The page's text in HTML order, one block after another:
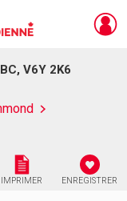
V6Y 2K6
IMPRIMER ENREGISTRER